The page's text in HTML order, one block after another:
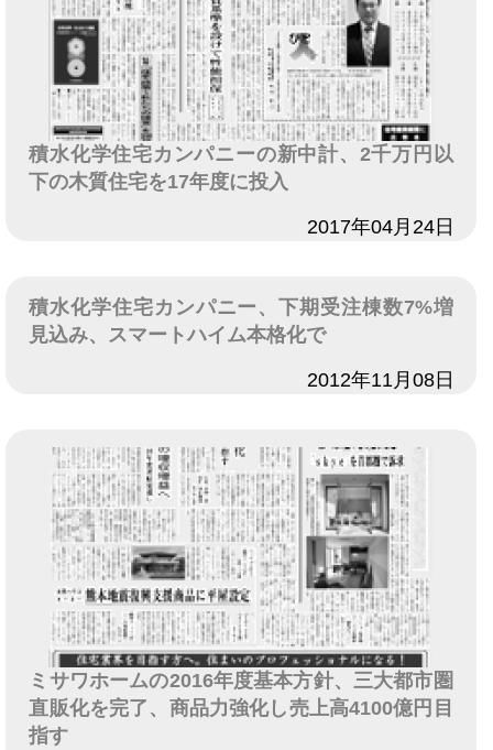
積水化学住宅カンパニーの新中計、2千万円以
下の木質住宅を17年度に投入
2017年04月24日
積水化学住宅カンパニー、下期受注棟数7%増
見込み、スマートハイム本格化で
2012年11月08日
ミサワホームの2016年度基本方針、三大都市圏
直販化を完了、商品力強化し売上高4100億円目
指す